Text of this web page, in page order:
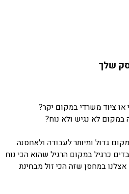
שלך
ציוד משרדי במקום יקר?
לא נגיש ולא נוח?
גדול ומיותר לעבודה ולאחסנה.
כרגיל במקום הרגיל שהוא הכי נוח
במחסן שזה הכי זול מבחינת